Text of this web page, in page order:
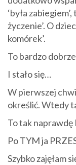
‘była
życzenie’. O
komórek’.
To bardzo
I stało się…
W pierwszej
określić. Wtedy
To tak
Po TYM ja
Szybko zajęłam